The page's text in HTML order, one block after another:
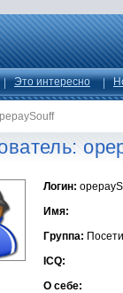
Это интересно
Логин:
Имя:
Группа:
ICQ:
О себе: